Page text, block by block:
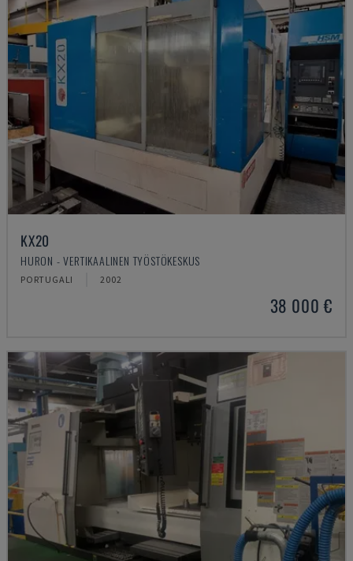
KX20
HURON - VERTIKAALINEN TYÖSTÖKESKUS
PORTUGALI 2002
38 000 €